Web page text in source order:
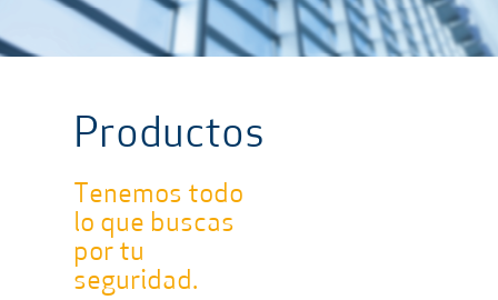
Productos
Tenemos todo
lo que buscas
por tu
seguridad.